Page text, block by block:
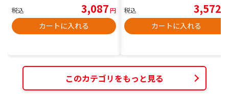
税込 3,087円
カートに入れる
税込 3,572
カートに入れる
このカテゴリをもっと見る